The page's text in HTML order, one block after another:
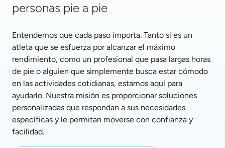
personas pie a pie
Entendemos que cada paso importa. Tanto si es un
atleta que se esfuerza por alcanzar el máximo
rendimiento, como un profesional que pasa largas horas
de pie o alguien que simplemente busca estar cómodo
en las actividades cotidianas, estamos aquí para
ayudarlo. Nuestra misión es proporcionar soluciones
personalizadas que respondan a sus necesidades
específicas y le permitan moverse con confianza y
facilidad.